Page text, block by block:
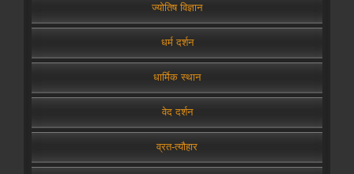
ज्योतिष विज्ञान
धर्म दर्शन
धार्मिक स्थान
वेद दर्शन
व्रत-त्यौहार